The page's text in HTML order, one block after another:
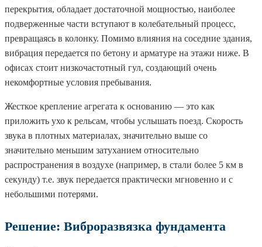
перекрытия, обладает достаточной мощностью, наиболее
подверженные части вступают в колебательный процесс,
превращаясь в колонку. Помимо влияния на соседние здания,
вибрация передается по бетону и арматуре на этажи ниже. В
офисах стоит низкочастотный гул, создающий очень
некомфортные условия пребывания.
Жесткое крепление агрегата к основанию — это как
приложить ухо к рельсам, чтобы услышать поезд. Скорость
звука в плотных материалах, значительно выше со
значительно меньшим затуханием относительно
распространения в воздухе (например, в стали более 5 км в
секунду) т.е. звук передается практически мгновенно и с
небольшими потерями.
Решение: Виброразвязка фундамента